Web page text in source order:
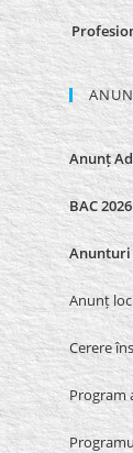
Anunț
BAC 2026
Anunturi
Anunț
Cerere
Program